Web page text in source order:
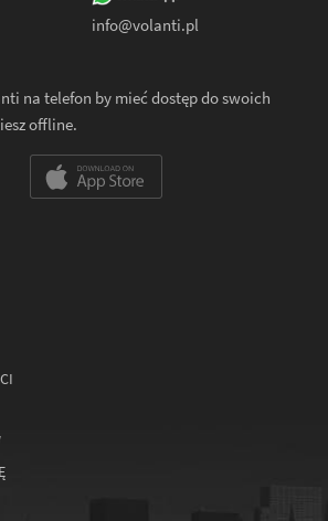
info@volanti.pl
na telefon by mieć dostęp do swoich
offline.